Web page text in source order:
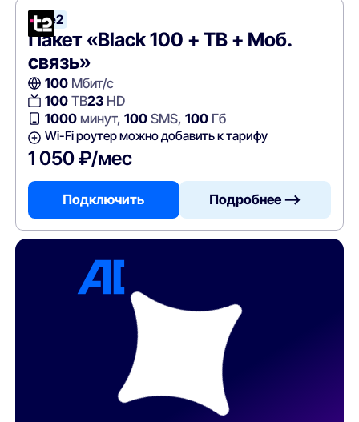
Tele2
Пакет «Black 100 + ТВ + Моб.
связь»
100Мбит/с
100ТВ23HD
1000минут, 100SMS, 100Гб
Wi-Fi роутер можно добавить к тарифу
1 050 ₽/мес
Подключить Подробнее —>